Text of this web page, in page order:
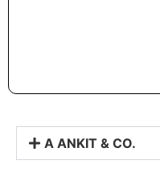
A ANKIT & CO.